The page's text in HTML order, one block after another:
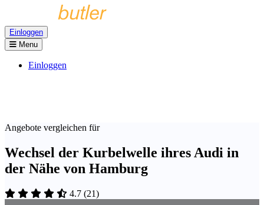
Einloggen
Menu
Einloggen
Angebote vergleichen für
Wechsel der Kurbelwelle ihres Audi in
der Nähe von Hamburg
4.7 (21)